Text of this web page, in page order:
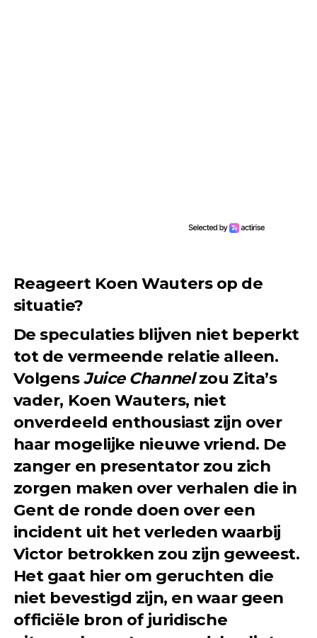
Reageert Koen Wauters op de
situatie?
De speculaties blijven niet beperkt
tot de vermeende relatie alleen.
VolgensJuice Channelzou Zita’s
vader, Koen Wauters, niet
onverdeeld enthousiast zijn over
haar mogelijke nieuwe vriend. De
zanger en presentator zou zich
zorgen maken over verhalen die in
Gent de ronde doen over een
incident uit het verleden waarbij
Victor betrokken zou zijn geweest.
Het gaat hier om geruchten die
niet bevestigd zijn, en waar geen
officiële bron of juridische